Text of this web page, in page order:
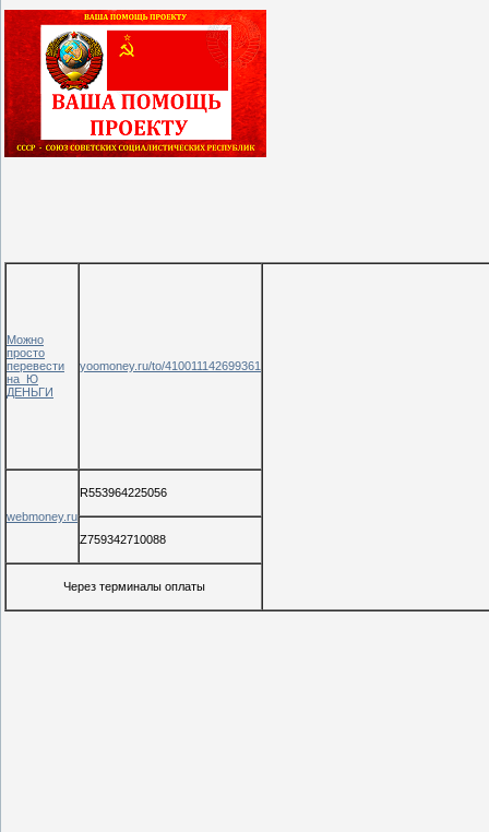
Можно
просто
перевести
на Ю
ДЕНЬГИ
yoomoney.ru/to/410011142699361
webmoney.ru
R553964225056
Z759342710088
Через терминалы оплаты